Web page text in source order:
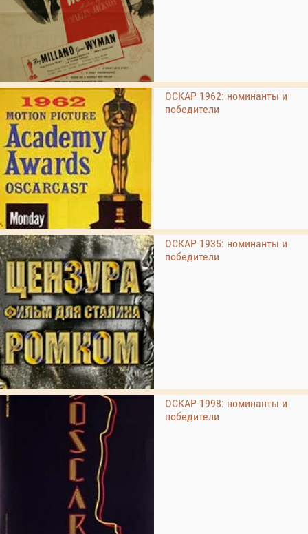
ОСКАР 1962: номинанты и
победители
ОСКАР 1935: номинанты и
победители
ОСКАР 1998: номинанты и
победители